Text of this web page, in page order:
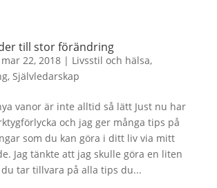
till stor förändring
mar 22, 2018| Livsstil och hälsa,
, Självledarskap
vanor är inte alltid så lätt Just nu har
och jag ger många tips på
som du kan göra i ditt liv via mitt
Jag tänkte att jag skulle göra en liten
tar tillvara på alla tips du...